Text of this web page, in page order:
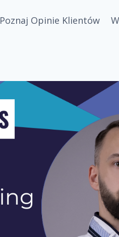
Poznaj Opinie Klientów